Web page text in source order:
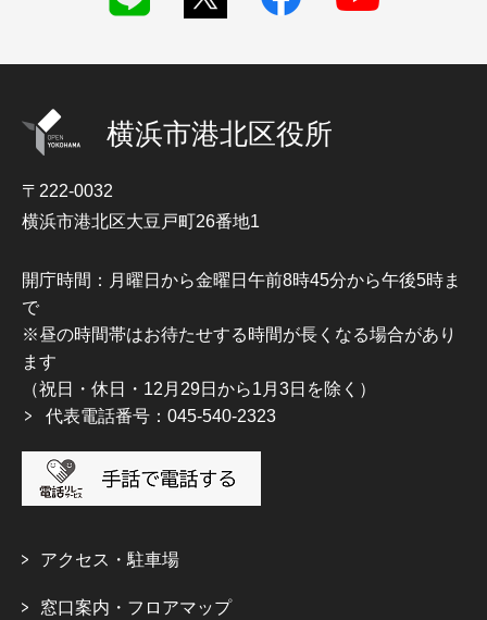
横浜市港北区役所
〒222-0032
横浜市港北区大豆戸町26番地1
開庁時間：月曜日から金曜日午前8時45分から午後5時ま
で
※昼の時間帯はお待たせする時間が長くなる場合があり
ます
（祝日・休日・12月29日から1月3日を除く）
代表電話番号：045-540-2323
アクセス・駐車場
窓口案内・フロアマップ